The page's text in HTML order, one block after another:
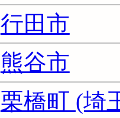
行田市
熊谷市
栗橋町 (埼